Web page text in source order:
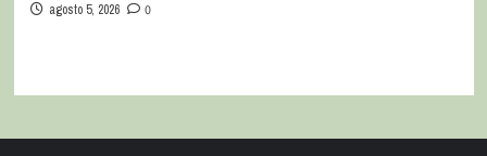
agosto 5, 2026 0